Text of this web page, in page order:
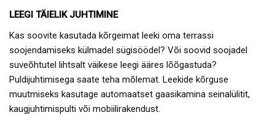
LEEGI TÄIELIK JUHTIMINE
Kas soovite kasutada kõrgeimat leeki oma terrassi
soojendamiseks külmadel sügisöödel? Või soovid soojadel
suveõhtutel lihtsalt väikese leegi ääres lõõgastuda?
Puldijuhtimisega saate teha mõlemat. Leekide kõrguse
muutmiseks kasutage automaatset gaasikamina seinalülitit,
kaugjuhtimispulti või mobiilirakendust.